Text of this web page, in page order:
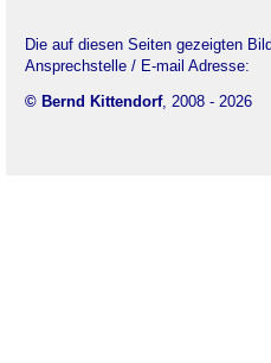
Die auf diesen Seiten gezeigten
Ansprechstelle / E-mail Adresse:
© Bernd Kittendorf, 2008 - 2026